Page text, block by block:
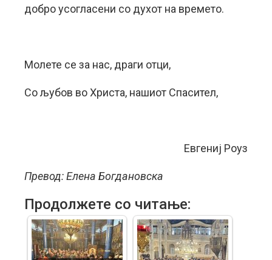
добро усогласени со духот на времето.
Молете се за нас, драги отци,
Со љубов во Христа, нашиот Спасител,
Евгениј Роуз
Превод: Елена Богдановска
Продолжете со читање: